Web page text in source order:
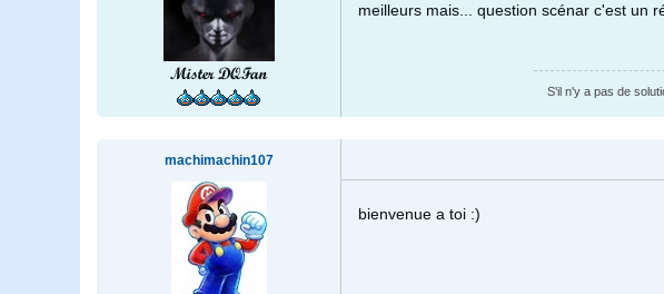
Mister DQFan
meilleurs mais... question scénar c'est un
S'il n'y a pas de
machimachin107
bienvenue a toi :)